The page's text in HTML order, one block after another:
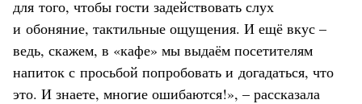
для того, чтобы гости задействовать слух
и обоняние, тактильные ощущения. И ещё вкус –
ведь, скажем, в «кафе» мы выдаём посетителям
напиток с просьбой попробовать и догадаться, что
это. И знаете, многие ошибаются!», – рассказала